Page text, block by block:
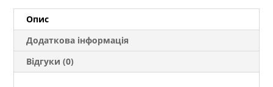
Опис
Додаткова інформація
Відгуки (0)